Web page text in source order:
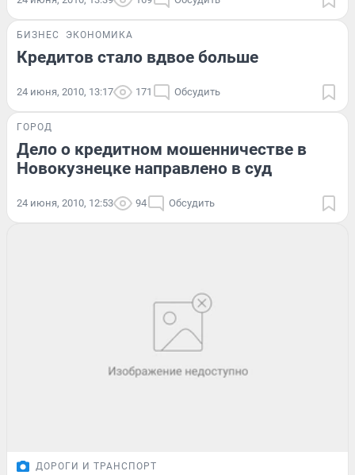
БИЗНЕС ЭКОНОМИКА
Кредитов стало вдвое больше
24 июня, 2010, 13:17 171 Обсудить
ГОРОД
Дело о кредитном мошенничестве в
Новокузнецке направлено в суд
24 июня, 2010, 12:53 94 Обсудить
ДОРОГИ И ТРАНСПОРТ